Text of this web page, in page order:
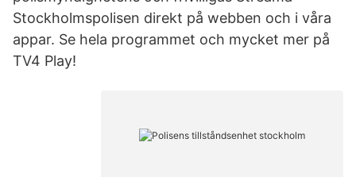
Stockholmspolisen direkt på webben och i våra
appar. Se hela programmet och mycket mer på
TV4 Play!